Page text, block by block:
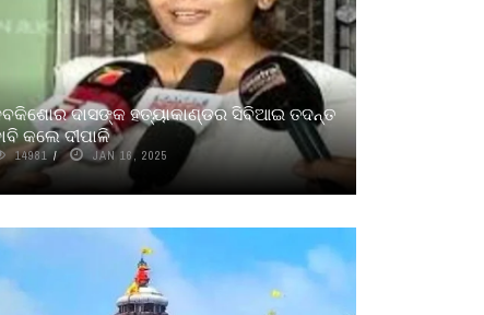
ଦାସଙ୍କ ହତ୍ୟାକାଣ୍ଡର ସିବିଆଇ ତଦନ୍ତ
କଲେ ଦୀପାଳି
14981 JAN 16, 2025